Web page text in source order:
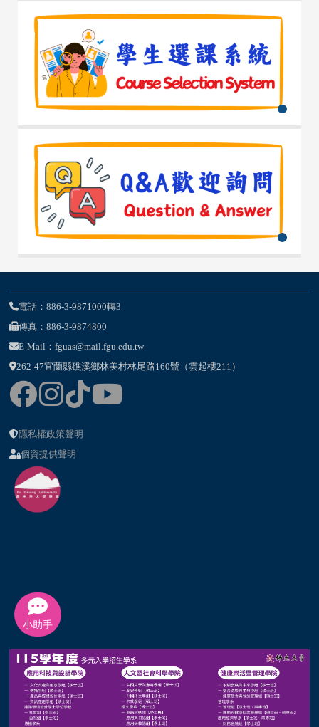
電話：886-3-9871000轉3
傳真：886-3-9874800
E-Mail：fguas@mail.fgu.edu.tw
262-47宜蘭縣礁溪鄉林美村林尾路160號（雲起樓211）
隱私權政策聲明
個資提供聲明
小助手